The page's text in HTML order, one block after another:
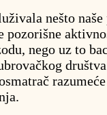
nešto
pozorišne
nego uz to